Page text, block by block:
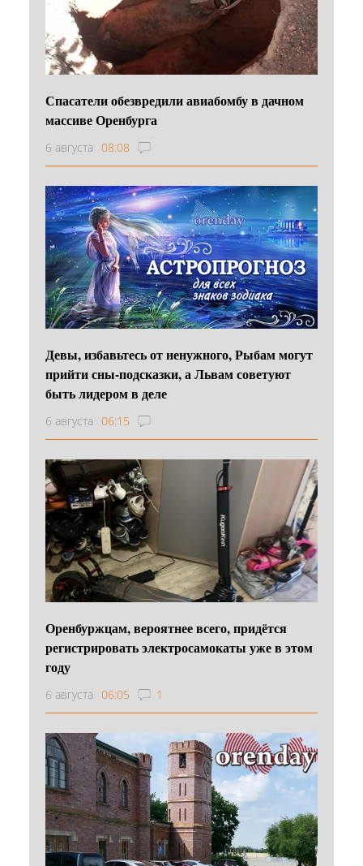
Спасатели обезвредили авиабомбу в дачном
массиве Оренбурга
6 августа 08:08
Девы, избавьтесь от ненужного, Рыбам могут
прийти сны-подсказки, а Львам советуют
быть лидером в деле
6 августа 06:15
Оренбуржцам, вероятнее всего, придётся
регистрировать электросамокаты уже в этом
году
6 августа 06:05 1